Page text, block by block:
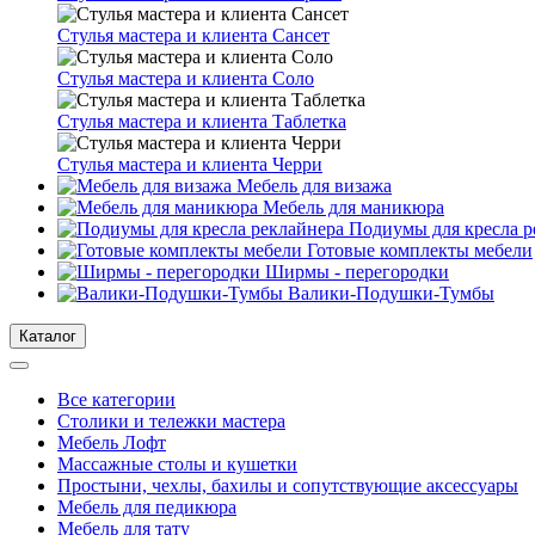
Стулья мастера и клиента Сансет
Стулья мастера и клиента Соло
Стулья мастера и клиента Таблетка
Стулья мастера и клиента Черри
Мебель для визажа
Мебель для маникюра
Подиумы для кресла
Готовые комплекты мебели
Ширмы - перегородки
Валики-Подушки-Тумбы
Каталог
Все категории
Столики и тележки мастера
Мебель Лофт
Массажные столы и кушетки
Простыни, чехлы, бахилы и сопутствующие аксессуары
Мебель для педикюра
Мебель для тату